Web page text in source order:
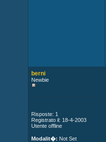
berni
Newbie
Risposte: 1
Registrato il: 18-4-2003
Utente offline
Modalit�: Not Set